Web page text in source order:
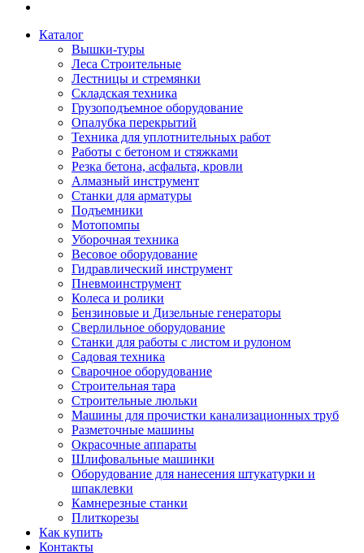
Каталог
Вышки-туры
Леса Строительные
Лестницы и стремянки
Складская техника
Грузоподъемное оборудование
Опалубка перекрытий
Техника для уплотнительных работ
Работы с бетоном и стяжками
Резка бетона, асфальта, кровли
Алмазный инструмент
Станки для арматуры
Подъемники
Мотопомпы
Уборочная техника
Весовое оборудование
Гидравлический инструмент
Пневмоинструмент
Колеса и ролики
Бензиновые и Дизельные генераторы
Сверлильное оборудование
Станки для работы с листом и рулоном
Садовая техника
Сварочное оборудование
Строительная тара
Строительные люльки
Машины для прочистки канализационных труб
Разметочные машины
Окрасочные аппараты
Шлифовальные машинки
Оборудование для нанесения штукатурки и
шпаклевки
Камнерезные станки
Плиткорезы
Как купить
Контакты